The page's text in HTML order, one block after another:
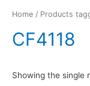
Home / Products
CF4118
Showing the single